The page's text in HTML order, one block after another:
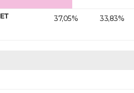
37,05% 33,83%